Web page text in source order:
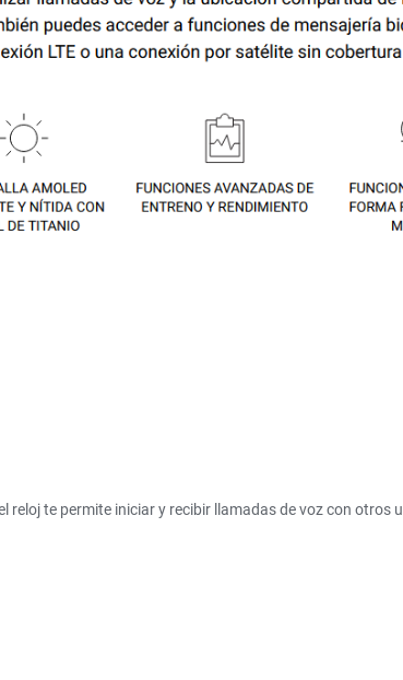
reloj te permite iniciar y recibir llamadas de voz con otros